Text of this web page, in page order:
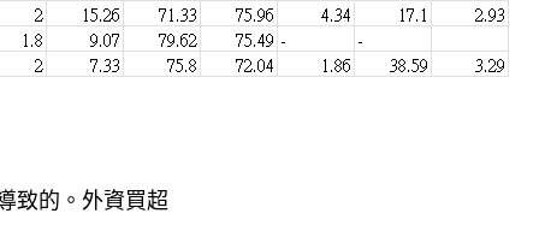
致的。外資買超